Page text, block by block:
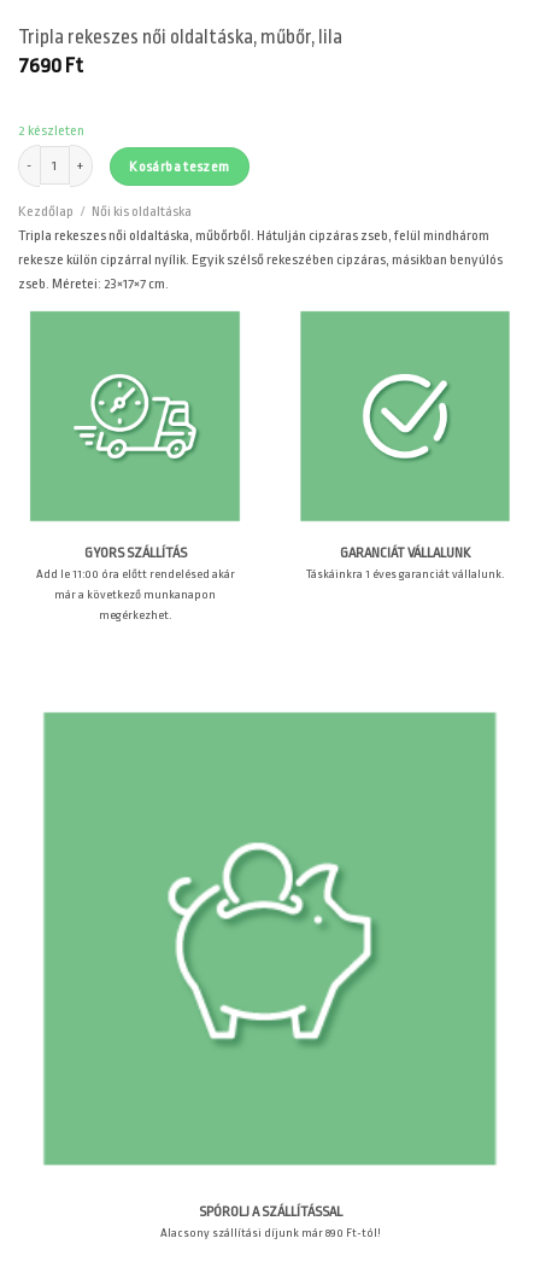
Tripla rekeszes női oldaltáska, műbőr, lila
7690 Ft
2 készleten
Tripla rekeszes női oldaltáska, műbőr, lila mennyiség
Kosárba teszem
Kezdőlap / Női kis oldaltáska
Tripla rekeszes női oldaltáska, műbőrből. Hátulján cipzáras zseb, felül mindhárom
rekesze külön cipzárral nyílik. Egyik szélső rekeszében cipzáras, másikban benyúlós
zseb. Méretei: 23×17×7 cm.
GYORS SZÁLLÍTÁS
Add le 11:00 óra előtt rendelésed akár
már a következő munkanapon
megérkezhet.
GARANCIÁT VÁLLALUNK
Táskáinkra 1 éves garanciát vállalunk.
SPÓROLJ A SZÁLLÍTÁSSAL
Alacsony szállítási díjunk már 890 Ft-tól!